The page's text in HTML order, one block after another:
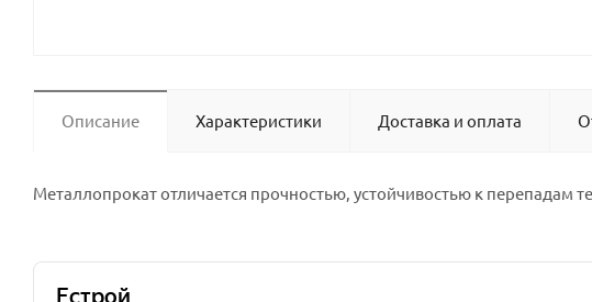
Описание Характеристики Доставка и оплата
Металлопрокат отличается прочностью, устойчивостью к перепадам